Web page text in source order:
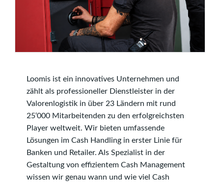
Loomis ist ein innovatives Unternehmen und
zählt als professioneller Dienstleister in der
Valoren­logistik in über 23 Ländern mit rund
25‘000 Mitarbeitenden zu den erfolg­reichsten
Player weltweit. Wir bieten umfassende
Lösungen im Cash Handling in erster Linie für
Banken und Retailer. Als Spezialist in der
Gestaltung von effizientem Cash Management
wissen wir genau wann und wie viel Cash